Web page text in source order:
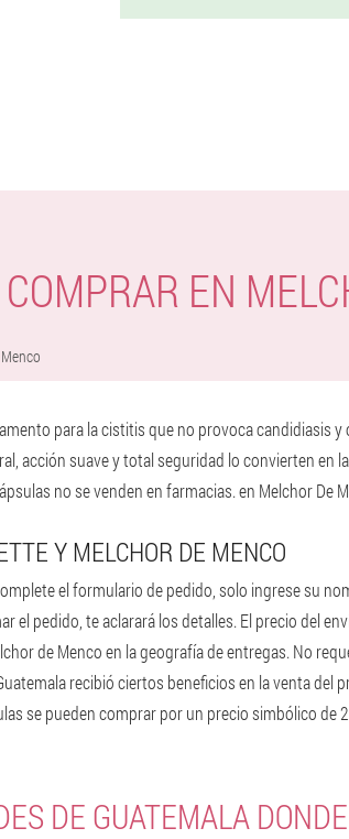
EN
para la cistitis que no provoca candidiasis
acción suave y total seguridad lo convierten
no se venden en farmacias. en Melchor De
Y MELCHOR DE MENCO
el formulario de pedido, solo ingrese su
el pedido, te aclarará los detalles. El precio del
de Menco en la geografía de entregas. No
recibió ciertos beneficios en la venta del
se pueden comprar por un precio simbólico de
DE GUATEMALA